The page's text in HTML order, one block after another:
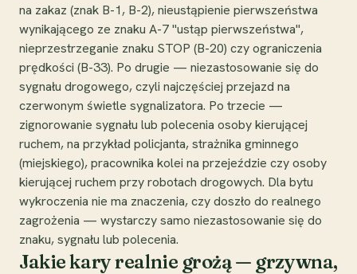
na zakaz (znak B-1, B-2), nieustąpienie pierwszeństwa
wynikającego ze znaku A-7 "ustąp pierwszeństwa",
nieprzestrzeganie znaku STOP (B-20) czy ograniczenia
prędkości (B-33). Po drugie — niezastosowanie się do
sygnału drogowego, czyli najczęściej przejazd na
czerwonym świetle sygnalizatora. Po trzecie —
zignorowanie sygnału lub polecenia osoby kierującej
ruchem, na przykład policjanta, strażnika gminnego
(miejskiego), pracownika kolei na przejeździe czy osoby
kierującej ruchem przy robotach drogowych. Dla bytu
wykroczenia nie ma znaczenia, czy doszło do realnego
zagrożenia — wystarczy samo niezastosowanie się do
znaku, sygnału lub polecenia.
Jakie kary realnie grożą — grzywna,